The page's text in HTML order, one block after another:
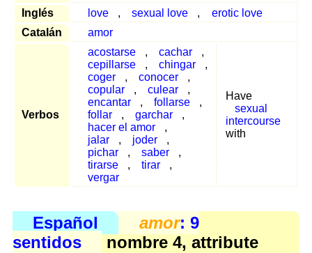
Inglés love , sexual love ,
erotic love
Catalán
amor
Verbos
acostarse , cachar
,
cepillarse
, chingar
,
coger
, conocer
,
copular
, culear
,
encantar
, follarse
,
follar
, garchar
,
hacer el amor
,
jalar
, joder
,
pichar
, saber
,
tirarse
, tirar
,
vergar
Have
sexual
intercourse
with
Español amor: 9
sentidos
nombre 4, attribute